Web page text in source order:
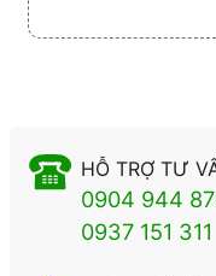
HỖ TRỢ TƯ
0904 944
0937 151 311